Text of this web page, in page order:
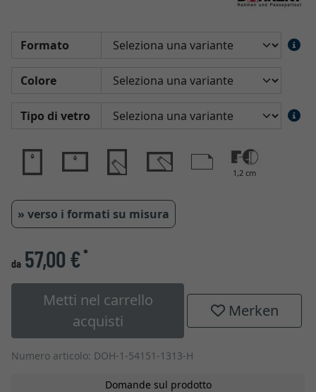
Formato
Colore
Tipo di vetro
1,2 cm
» verso i formati su misura
da 57,00 €*
Metti nel carrello
acquisti
Merken
Numero articolo: DOH-1-54151-1313-H
Domande sul prodotto